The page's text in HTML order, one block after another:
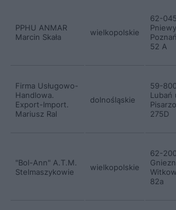
PPHU ANMAR
Marcin Skała
wielkopolskie
62-045
52 A
Firma Usługowo-
Handlowa.
Export-Import.
Mariusz Ral
dolnośląskie
59-800
Lubań
275D
"Bol-Ann" A.T.M.
Stelmaszykowie
wielkopolskie
62-200
82a